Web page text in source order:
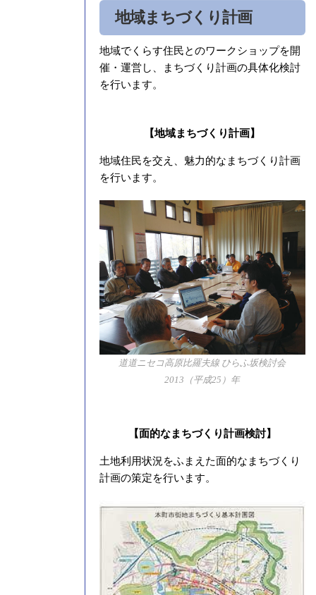
地域まちづくり計画
地域でくらす住民とのワークショップを開
催・運営し、まちづくり計画の具体化検討
を行います。
【地域まちづくり計画】
地域住民を交え、魅力的なまちづくり計画
を行います。
道道ニセコ高原比羅夫線 ひらふ坂検討会
2013（平成25）年
【面的なまちづくり計画検討】
土地利用状況をふまえた面的なまちづくり
計画の策定を行います。